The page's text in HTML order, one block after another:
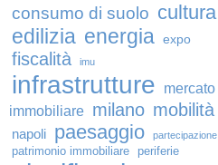
consumo di suolo cultura
edilizia energia expo
fiscalità imu
infrastrutture
mercato
immobiliare milano mobilità
napoli paesaggio partecipazione
patrimonio immobiliare periferie